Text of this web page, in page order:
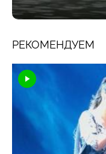
РЕКОМЕНДУЕМ